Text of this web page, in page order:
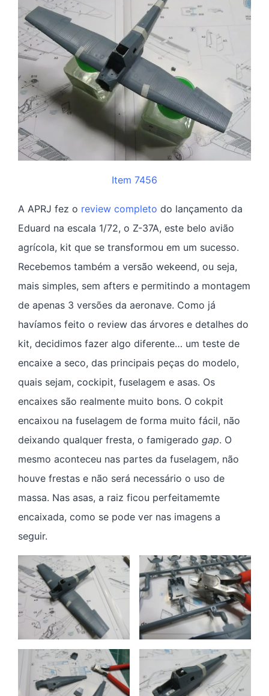
Item 7456
A APRJ fez o review completo do lançamento da
Eduard na escala 1/72, o Z-37A, este belo avião
agrícola, kit que se transformou em um sucesso.
Recebemos também a versão wekeend, ou seja,
mais simples, sem afters e permitindo a montagem
de apenas 3 versões da aeronave. Como já
havíamos feito o review das árvores e detalhes do
kit, decidimos fazer algo diferente… um teste de
encaixe a seco, das principais peças do modelo,
quais sejam, cockipit, fuselagem e asas. Os
encaixes são realmente muito bons. O cokpit
encaixou na fuselagem de forma muito fácil, não
deixando qualquer fresta, o famigerado gap. O
mesmo aconteceu nas partes da fuselagem, não
houve frestas e não será necessário o uso de
massa. Nas asas, a raiz ficou perfeitamemte
encaixada, como se pode ver nas imagens a
seguir.